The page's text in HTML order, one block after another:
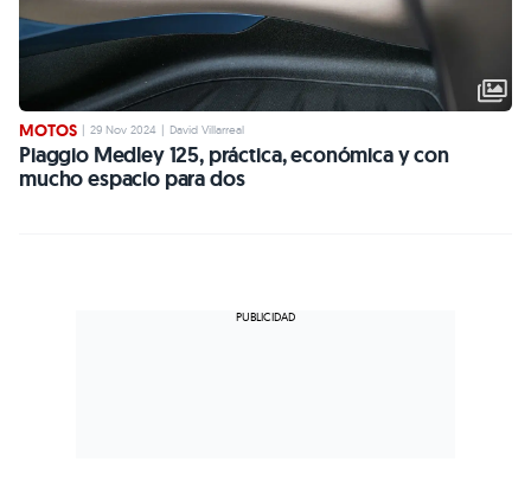
MOTOS 29 Nov 2024 David Villarreal
Piaggio Medley 125, práctica, económica y con
mucho espacio para dos